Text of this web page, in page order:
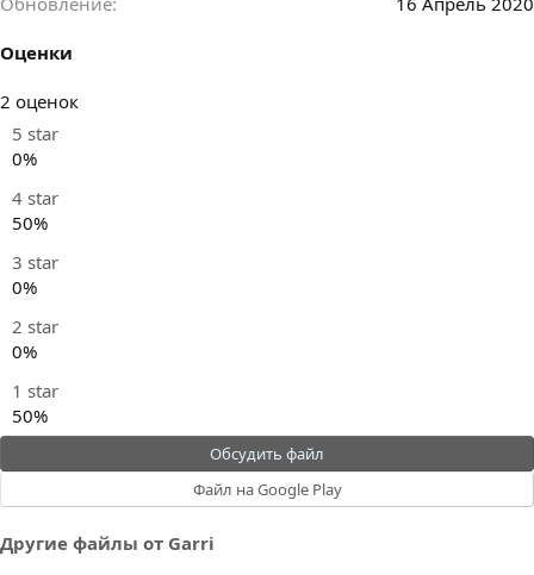
Оценки
2
2 оценок
5 star
0%
4 star
50%
3 star
0%
2 star
0%
1 star
50%
Обсудить файл
Файл на Google Play
Другие файлы от Garri